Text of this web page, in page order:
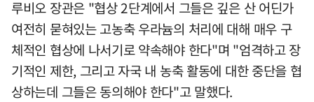
루비오 장관은 "협상 2단계에서 그들은 깊은 산 어딘가
여전히 묻혀있는 고농축 우라늄의 처리에 대해 매우 구
체적인 협상에 나서기로 약속해야 한다"며 "엄격하고 장
기적인 제한, 그리고 자국 내 농축 활동에 대한 중단을 협
상하는데 그들은 동의해야 한다"고 말했다.